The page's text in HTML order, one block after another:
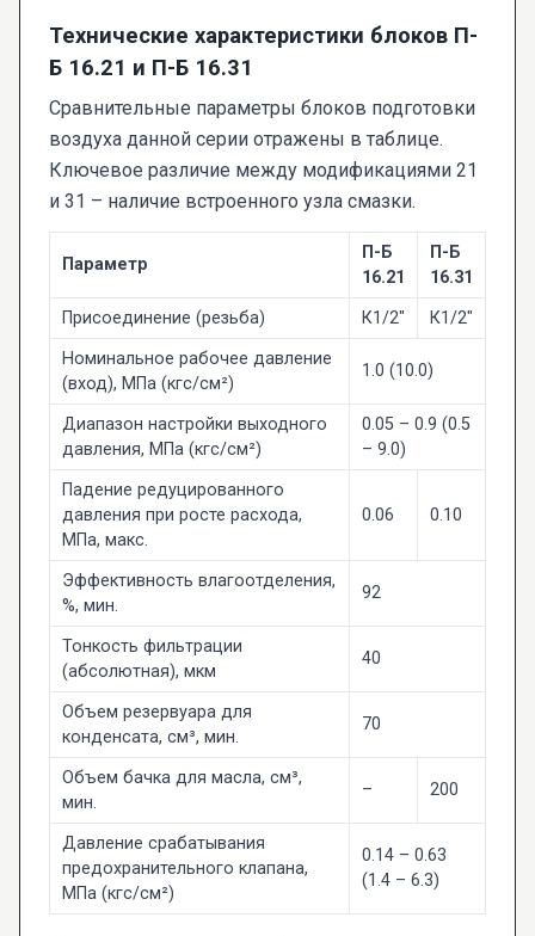
Технические характеристики блоков П-
Б 16.21 и П-Б 16.31
Сравнительные параметры блоков подготовки
воздуха данной серии отражены в таблице.
Ключевое различие между модификациями 21
и 31 – наличие встроенного узла смазки.
Параметр
П-Б
16.21
П-Б
16.31
Присоединение (резьба)
К1/2"
К1/2"
Номинальное рабочее давление
(вход), МПа (кгс/см²)
1.0 (10.0)
Диапазон настройки выходного
давления, МПа (кгс/см²)
0.05 – 0.9 (0.5
– 9.0)
Падение редуцированного
давления при росте расхода,
МПа, макс.
0.06 0.10
Эффективность влагоотделения,
%, мин.
92
Тонкость фильтрации
(абсолютная), мкм
40
Объем резервуара для
конденсата, см³, мин.
70
Объем бачка для масла, см³,
мин.
– 200
Давление срабатывания
предохранительного клапана,
МПа (кгс/см²)
0.14 – 0.63
(1.4 – 6.3)